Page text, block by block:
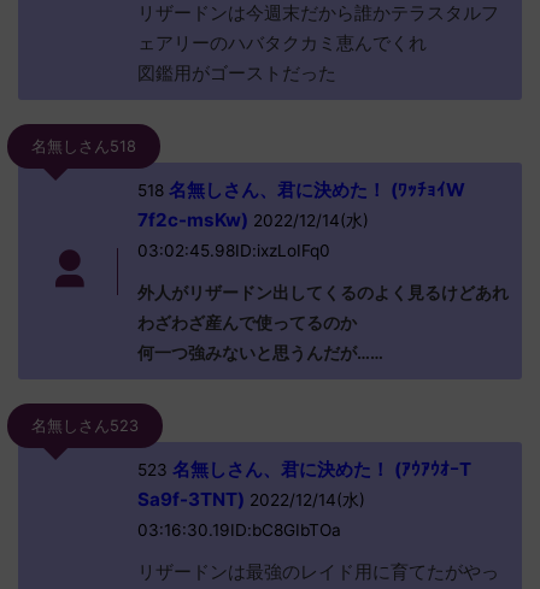
リザードンは今週末だから誰かテラスタルフ
ェアリーのハバタクカミ恵んでくれ
図鑑用がゴーストだった
名無しさん518
518名無しさん、君に決めた！ (ﾜｯﾁｮｲW
7f2c-msKw) 2022/12/14(水)
03:02:45.98ID:ixzLoIFq0
外人がリザードン出してくるのよく見るけどあれ
わざわざ産んで使ってるのか
何一つ強みないと思うんだが……
名無しさん523
523 名無しさん、君に決めた！ (ｱｳｱｳｵｰT
Sa9f-3TNT) 2022/12/14(水)
03:16:30.19ID:bC8GIbTOa
リザードンは最強のレイド用に育てたがやっ